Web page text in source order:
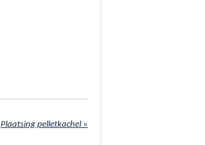
Plaatsing pelletkachel »